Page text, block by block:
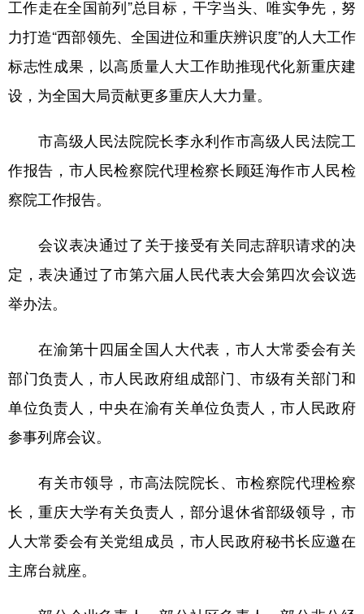
工作走在全国前列”总目标，干字当头、唯实争先，努
力打造“西部领先、全国进位和重庆辨识度”的人大工作
标志性成果，以高质量人大工作助推现代化新重庆建
设，为全国大局贡献更多重庆人大力量。
市高级人民法院院长李永利作市高级人民法院工
作报告，市人民检察院代理检察长顾廷海作市人民检
察院工作报告。
会议表决通过了关于接受有关同志辞职请求的决
定，表决通过了市第六届人民代表大会第四次会议选
举办法。
在渝第十四届全国人大代表，市人大常委会有关
部门负责人，市人民政府组成部门、市级有关部门和
单位负责人，中央在渝有关单位负责人，市人民政府
参事列席会议。
有关市领导，市高法院院长、市检察院代理检察
长，重庆大学有关负责人，部分退休省部级领导，市
人大常委会有关党组成员，市人民政府秘书长应邀在
主席台就座。